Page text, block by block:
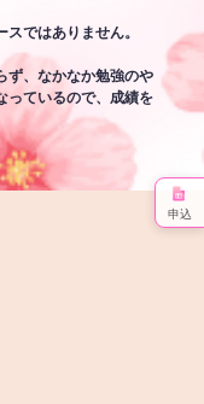
ではありません。
ず、なかなか勉強のや
っているので、成績を
申込